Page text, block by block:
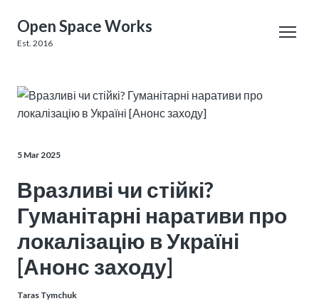
Open Space Works
Est. 2016
5 Mar 2025
Вразливі чи стійкі?
Гуманітарні наративи про
локалізацію в Україні
[Анонс заходу]
Taras Tymchuk